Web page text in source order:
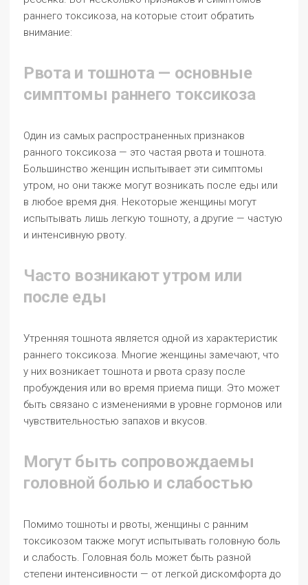
раннего токсикоза, на которые стоит обратить
внимание:
Рвота и тошнота — основные
симптомы раннего токсикоза
Один из самых распространенных признаков
ранного токсикоза — это частая рвота и тошнота.
Большинство женщин испытывает эти симптомы
утром, но они также могут возникать после еды или
в любое время дня. Некоторые женщины могут
испытывать лишь легкую тошноту, а другие — частую
и интенсивную рвоту.
Часто возникают утром или
после еды
Утренняя тошнота является одной из характеристик
раннего токсикоза. Многие женщины замечают, что
у них возникает тошнота и рвота сразу после
пробуждения или во время приема пищи. Это может
быть связано с изменениями в уровне гормонов или
чувствительностью запахов и вкусов.
Могут быть сопровождаемы
головной болью и слабостью
Помимо тошноты и рвоты, женщины с ранним
токсикозом также могут испытывать головную боль
и слабость. Головная боль может быть разной
степени интенсивности — от легкой дискомфорта до